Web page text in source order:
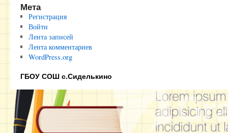
Мета
Регистрация
Войти
Лента записей
Лента комментариев
WordPress.org
ГБОУ СОШ с.Сиделькино